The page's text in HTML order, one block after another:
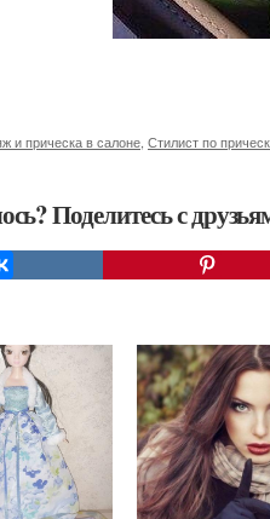
и прическа в салоне Стилист по
Поделитесь с